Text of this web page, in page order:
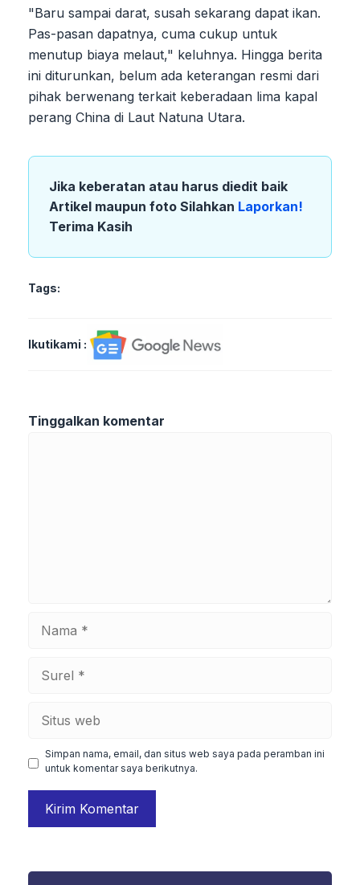
"Baru sampai darat, susah sekarang dapat ikan.
Pas-pasan dapatnya, cuma cukup untuk
menutup biaya melaut," keluhnya. Hingga berita
ini diturunkan, belum ada keterangan resmi dari
pihak berwenang terkait keberadaan lima kapal
perang China di Laut Natuna Utara.
Jika keberatan atau harus diedit baik
Artikel maupun foto Silahkan Laporkan!
Terima Kasih
Tags:
Ikutikami :
Tinggalkan komentar
Simpan nama, email, dan situs web saya pada peramban ini
untuk komentar saya berikutnya.